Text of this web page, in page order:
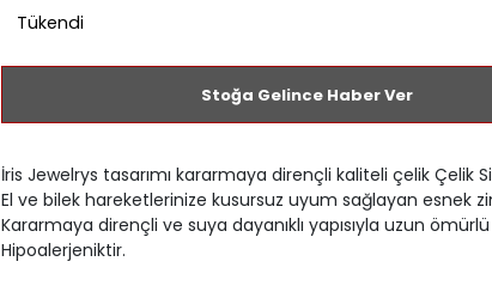
İris Jewelrys tasarımı kararmaya dirençli kaliteli çelik Çelik
El ve bilek hareketlerinize kusursuz uyum sağlayan esnek
Kararmaya dirençli ve suya dayanıklı yapısıyla uzun
Hipoalerjeniktir.
Tükendi
Stoğa Gelince Haber Ver